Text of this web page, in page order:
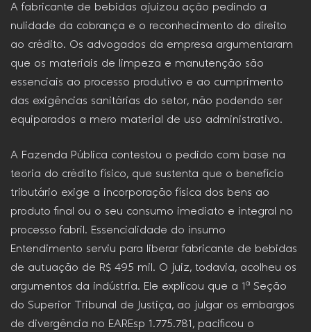
A fabricante de bebidas ajuizou ação pedindo a
nulidade da cobrança e o reconhecimento do direito
ao crédito. Os advogados da empresa argumentaram
que os materiais de limpeza e manutenção são
essenciais ao processo produtivo e ao cumprimento
das exigências sanitárias do setor, não podendo ser
equiparados a mero material de uso administrativo.
A Fazenda Pública contestou o pedido com base na
teoria do crédito físico, que sustenta que o benefício
tributário exige a incorporação física dos bens ao
produto final ou o seu consumo imediato e integral no
processo fabril. Essencialidade do insumo
Entendimento serviu para liberar fabricante de bebidas
de autuação de R$ 495 mil. O juiz, todavia, acolheu os
argumentos da indústria. Ele explicou que a 1ª Seção
do Superior Tribunal de Justiça, ao julgar os embargos
de divergência no EAREsp 1.775.781, pacificou o